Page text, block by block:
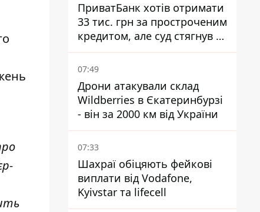
ПриватБанк хотів отримати
33 тис. грн за простроченим
кредитом, але суд стягнув з
боржниці лише 22 тис. грн
07:49
Дрони атакували склад
Wildberries в Єкатеринбурзі
- він за 2000 км від України
07:33
Шахраї обіцяють фейкові
виплати від Vodafone,
Kyivstar та lifecell